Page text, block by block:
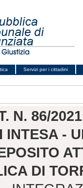
Servizi per i cittadini
N. 86/
INTESA -
DI